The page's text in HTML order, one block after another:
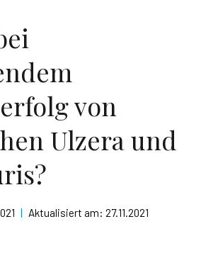
von
Ulzera und
| Aktualisiert am: 27.11.2021